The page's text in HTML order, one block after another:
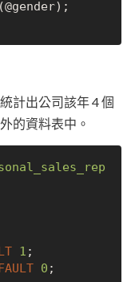
計出公司該年 4 個
的資料表中。
1 ;
0 ;